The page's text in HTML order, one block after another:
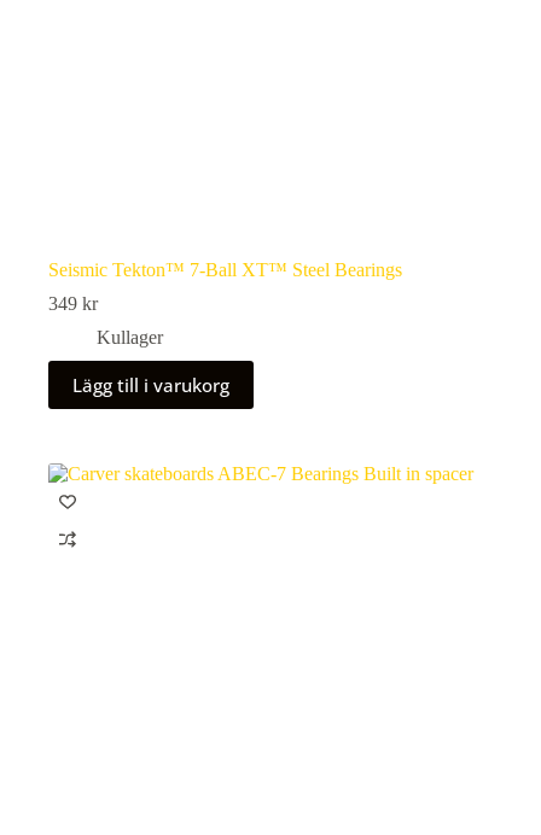
Seismic Tekton™ 7-Ball XT™ Steel Bearings
349 kr
Kullager
Lägg till i varukorg